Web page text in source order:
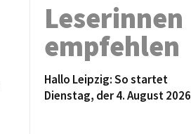
Leserinnen
empfehlen
Hallo Leipzig: So startet
Dienstag, der 4. August 2026